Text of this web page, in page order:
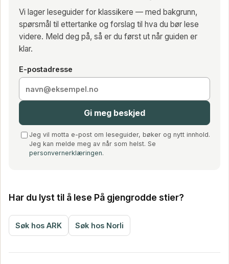
Vi lager leseguider for klassikere — med bakgrunn,
spørsmål til ettertanke og forslag til hva du bør lese
videre. Meld deg på, så er du først ut når guiden er
klar.
E-postadresse
Gi meg beskjed
Jeg vil motta e-post om leseguider, bøker og nytt innhold.
Jeg kan melde meg av når som helst. Se
personvernerklæringen.
Har du lyst til å lese På gjengrodde stier?
Søk hos ARK Søk hos Norli